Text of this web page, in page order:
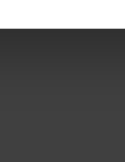
kun je ook zelf
.